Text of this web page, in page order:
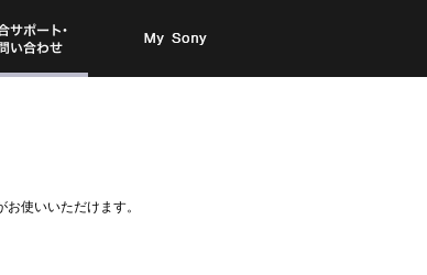
使いいただけます。